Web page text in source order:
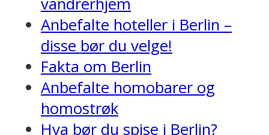
Anbefalte hoteller i Berlin –
disse bør du velge!
Fakta om Berlin
Anbefalte homobarer og
homostrøk
Hva bør du spise i Berlin?